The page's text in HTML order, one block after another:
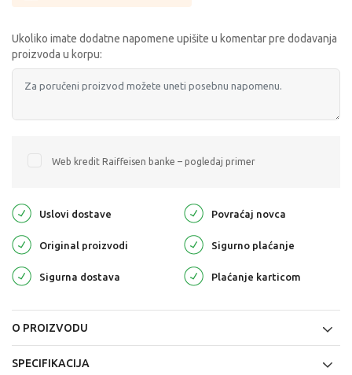
Ukoliko imate dodatne napomene upišite u komentar pre dodavanja
proizvoda u korpu:
Web kredit Raiffeisen banke – pogledaj primer
Uslovi dostave Povraćaj novca
Original proizvodi Sigurno plaćanje
Sigurna dostava Plaćanje karticom
O PROIZVODU
SPECIFIKACIJA